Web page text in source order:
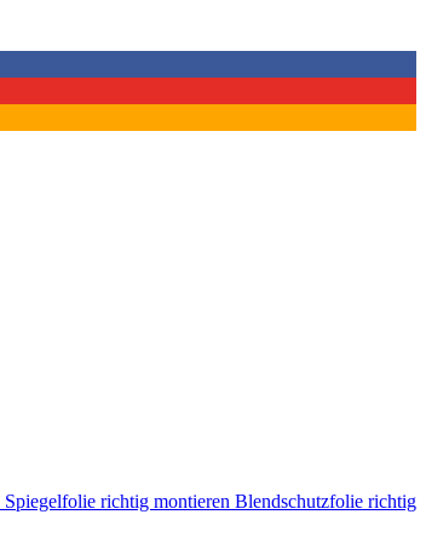
Spiegelfolie richtig montieren Blendschutzfolie richtig